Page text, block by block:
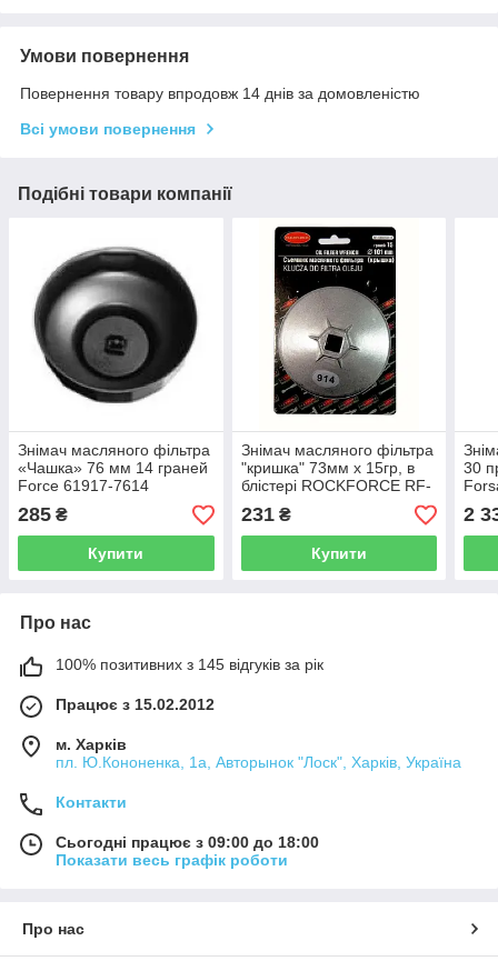
Умови повернення
Повернення товару впродовж 14 днів за домовленістю
Всі умови повернення
Подібні товари компанії
Знімач масляного фільтра
«Чашка» 76 мм 14 граней
Force 61917-7614
285 ₴
Купити
Знімач масляного фільтра
"кришка" 73мм х 15гр, в
блістері ROCKFORCE RF-
10687315 (код 26728)
231₴
Купити
30
2
Про нас
100% позитивних з 145 відгуків за рік
Працює з 15.02.2012
м. Харків
пл. Ю.Кононенка, 1а, Авторынок "Лоск", Харків, Україна
Контакти
Сьогодні працює з 09:00 до 18:00
Показати весь графік роботи
Про нас